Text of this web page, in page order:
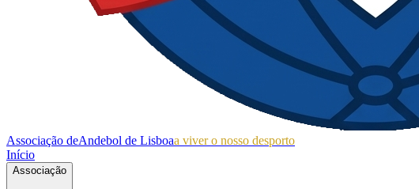
Associação deAndebol de Lisboaa viver o nosso desporto
Início
Associação